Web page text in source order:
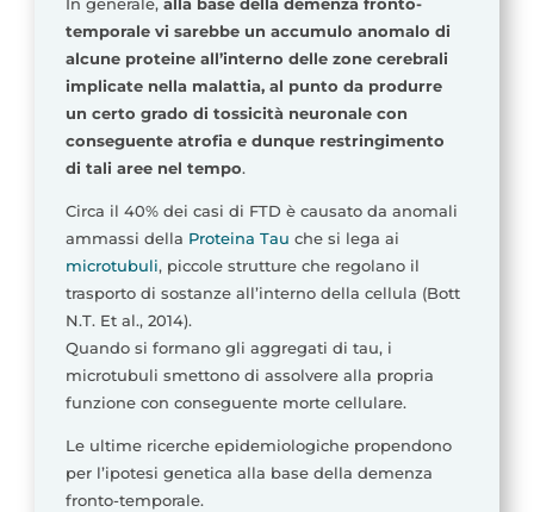
temporale vi sarebbe un accumulo anomalo di
alcune proteine all’interno delle zone cerebrali
implicate nella malattia, al punto da produrre
un certo grado di tossicità neuronale con
conseguente atrofia e dunque restringimento
di tali aree nel tempo.
Circa il 40% dei casi di FTD è causato da anomali
ammassi della Proteina Tau che si lega ai
microtubuli, piccole strutture che regolano il
trasporto di sostanze all’interno della cellula (Bott
N.T. Et al., 2014).
Quando si formano gli aggregati di tau, i
microtubuli smettono di assolvere alla propria
funzione con conseguente morte cellulare.
Le ultime ricerche epidemiologiche propendono
per l’ipotesi genetica alla base della demenza
fronto-temporale.